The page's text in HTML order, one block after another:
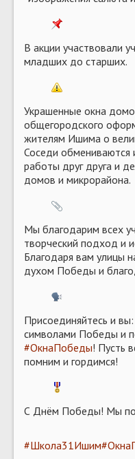
В акции участвовали
младших до старших.
Украшенные окна
общегородского
жителям Ишима о
Соседи обмениваются
работы друг друга и
домов и микрорайона.
Мы благодарим всех
творческий подход и
Благодаря вам улицы
духом Победы и
Присоединяйтесь и
символами Победы и
#ОкнаПобеды! Пусть
помним и гордимся!
С Днём Победы! Мы
#Школа31Ишим